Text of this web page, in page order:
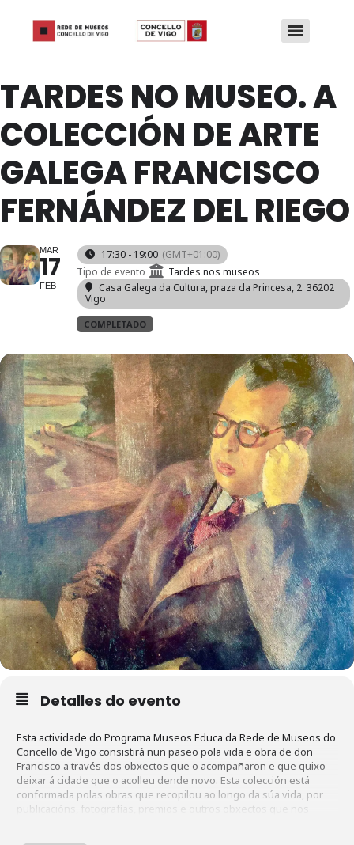
TARDES NO MUSEO. A
COLECCIÓN DE ARTE
GALEGA FRANCISCO
FERNÁNDEZ DEL RIEGO
MAR
17
FEB
17:30 - 19:00 (GMT+01:00)
Tipo de evento
Tardes nos museos
Casa Galega da Cultura, praza da Princesa, 2. 36202
Vigo
COMPLETADO
Detalles do evento
Esta actividade do Programa Museos Educa da Rede de Museos do
Concello de Vigo consistirá nun paseo pola vida e obra de don
Francisco a través dos obxectos que o acompañaron e que quixo
deixar á cidade que o acolleu dende novo. Esta colección está
conformada polas obras que recopilou ao longo da súa vida, por
publicacións, fotografías, premios e outros obxectos que nos